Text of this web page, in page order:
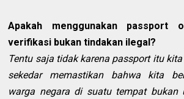
Apakah menggunakan passport
verifikasi bukan tindakan ilegal?
Tentu saja tidak karena passport itu
sekedar memastikan bahwa kita
warga negara di suatu tempat bukan